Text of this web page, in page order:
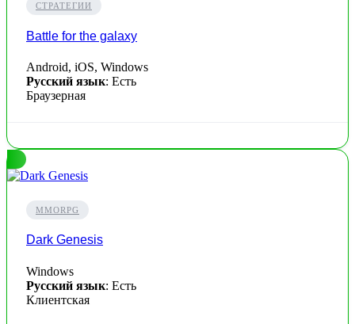
СТРАТЕГИИ
Battle for the galaxy
Android, iOS, Windows
Русский язык: Есть
Браузерная
MMORPG
Dark Genesis
Windows
Русский язык: Есть
Клиентская